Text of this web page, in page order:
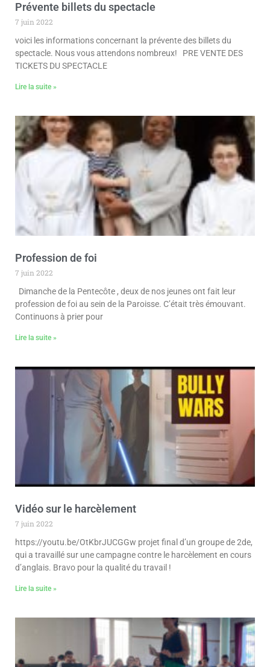
Prévente billets du spectacle
7 juin 2022
voici les informations concernant la prévente des billets du
spectacle. Nous vous attendons nombreux! PRE VENTE DES
TICKETS DU SPECTACLE
Lire la suite »
Profession de foi
7 juin 2022
Dimanche de la Pentecôte , deux de nos jeunes ont fait leur
profession de foi au sein de la Paroisse. C’était très émouvant.
Continuons à prier pour
Lire la suite »
Vidéo sur le harcèlement
7 juin 2022
https://youtu.be/OtKbrJUCGGw projet final d’un groupe de 2de,
qui a travaillé sur une campagne contre le harcèlement en cours
d’anglais. Bravo pour la qualité du travail !
Lire la suite »